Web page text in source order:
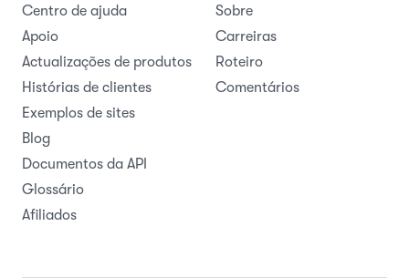
Centro de ajuda
Apoio
Actualizações de produtos
Histórias de clientes
Exemplos de sites
Blog
Documentos da API
Glossário
Afiliados
Sobre
Carreiras
Roteiro
Comentários